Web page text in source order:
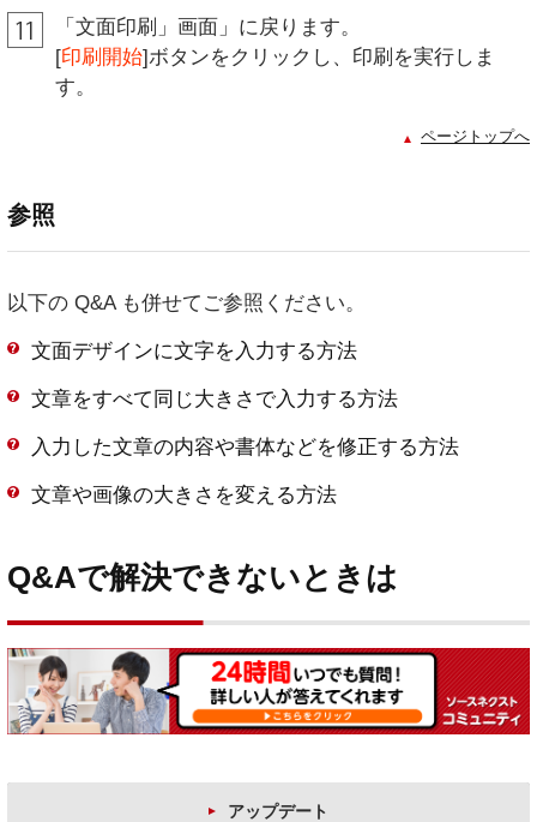
「文面印刷」画面」に戻ります。
[印刷開始]ボタンをクリックし、印刷を実行しま
す。
ページトップへ
参照
以下の Q&A も併せてご参照ください。
文面デザインに文字を入力する方法
文章をすべて同じ大きさで入力する方法
入力した文章の内容や書体などを修正する方法
文章や画像の大きさを変える方法
Q&Aで解決できないときは
アップデート